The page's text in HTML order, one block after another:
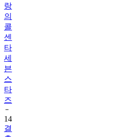
랑
의
콜
센
타
세
븐
스
타
즈
14
결